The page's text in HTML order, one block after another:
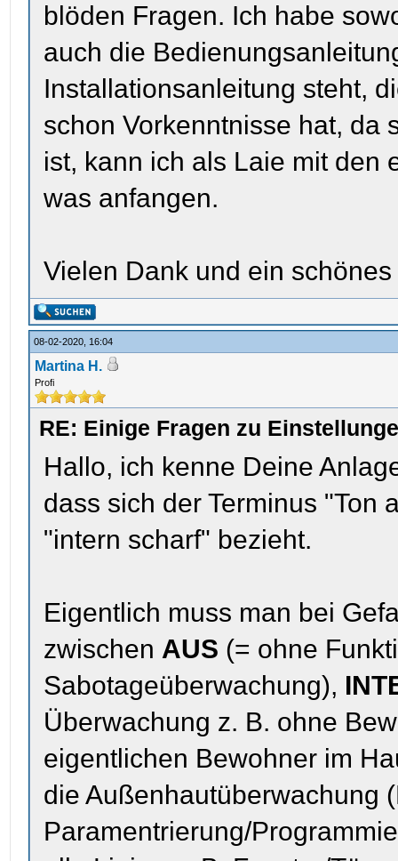
blöden Fragen. Ich habe
auch die
Installationsanleitung steht,
schon Vorkenntnisse hat, da
ist, kann ich als Laie mit den
was anfangen.
Vielen Dank und ein schönes
08-02-2020, 16:04
Martina H.
Profi
RE: Einige Fragen zu
Hallo, ich kenne Deine
dass sich der Terminus "Ton
"intern scharf" bezieht.
Eigentlich muss man bei
zwischen AUS (= ohne
Sabotageüberwachung),
Überwachung z. B. ohne
eigentlichen Bewohner im
die Außenhautüberwachung
Paramentrierung/